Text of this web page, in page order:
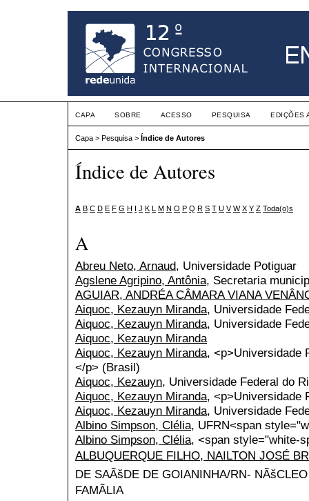
CAPA SOBRE ACESSO PESQUISA EDIÇÕES
Capa > Pesquisa > Índice de Autores
Índice de Autores
A B C D E F G H I J K L M N O P Q R S T U V W X Y Z Toda(o)s
A
Abreu Neto, Arnaud, Universidade Potiguar
Agslene Agripino, Antônia, Secretaria
AGUIAR, ANDRÉA CÂMARA VIANA
Aiquoc, Kezauyn Miranda, Universidade
Aiquoc, Kezauyn Miranda, Universidade
Aiquoc, Kezauyn Miranda
Aiquoc, Kezauyn Miranda, <p>Universidade
</p> (Brasil)
Aiquoc, Kezauyn, Universidade Federal do
Aiquoc, Kezauyn Miranda, <p>Universidade
Aiquoc, Kezauyn Miranda, Universidade
Albino Simpson, Clélia, UFRN<span
Albino Simpson, Clélia, <span style="white-
ALBUQUERQUE FILHO, NAILTON JOSÉ
DE SAÃšDE DE GOIANINHA/RN-
FAMÃLIA